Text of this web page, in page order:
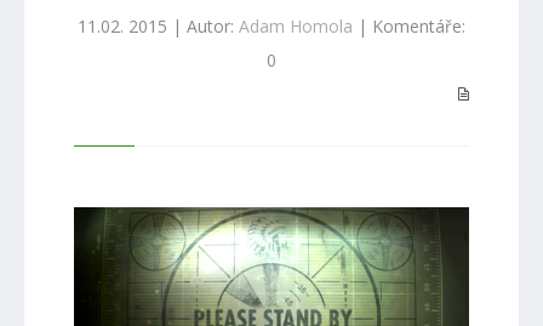
11.02. 2015 | Autor: Adam Homola | Komentáře:
0